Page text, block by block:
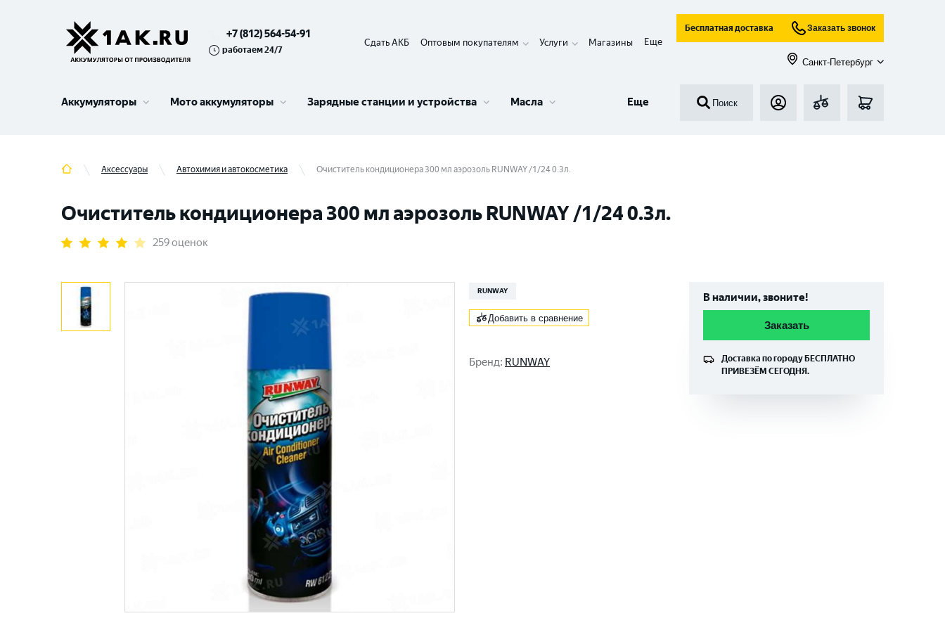
+7 (812) 564-54-91
работаем 24/7
Сдать АКБ Оптовым покупателям Услуги Магазины Еще
Бесплатная доставка Заказать звонок
Санкт-Петербург
Аккумуляторы Мото аккумуляторы Зарядные станции и устройства Масла Еще Поиск
Аксессуары Автохимия и автокосметика Очиститель кондиционера 300 мл аэрозоль RUNWAY /1/24 0.3л.
Очиститель кондиционера 300 мл аэрозоль RUNWAY /1/24 0.3л.
259 оценок
RUNWAY
Добавить в сравнение
Бренд: RUNWAY
В наличии, звоните!
Заказать
Доставка по городу БЕСПЛАТНО
ПРИВЕЗЁМ СЕГОДНЯ.